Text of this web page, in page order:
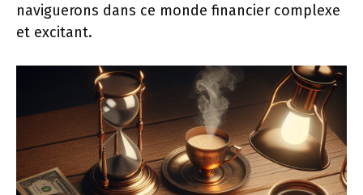
naviguerons dans ce monde financier complexe
et excitant.